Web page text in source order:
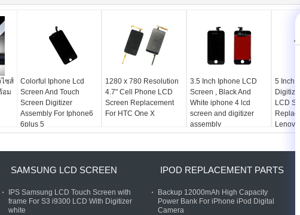
ไซส์
อม
Colorful Iphone Lcd
Screen And Touch
Screen Digitizer
Assembly For Iphone6
6plus 5
1280 x 780 Resolution
4.7" Cell Phone LCD
Screen Replacement
For HTC One X
3.5 Inch Iphone LCD
Screen , Black And
White iphone 4 lcd
screen and digitizer
assembly
5 Inch
LCD
Lenovo
SAMSUNG LCD SCREEN
IPS Samsung LCD Touch Screen with
frame For S3 i9300 LCD With Digitizer
white
IPOD REPLACEMENT PARTS
Backup 12000mAh High Capacity
Power Bank For iPhone iPod Digital
Camera